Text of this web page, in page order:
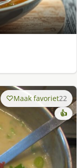
Maak favoriet22
👍